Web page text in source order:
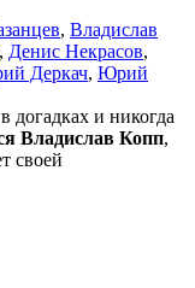
, Владислав
, Денис Некрасов,
Деркач, Юрий
догадках и никогда
Владислав Копп,
своей